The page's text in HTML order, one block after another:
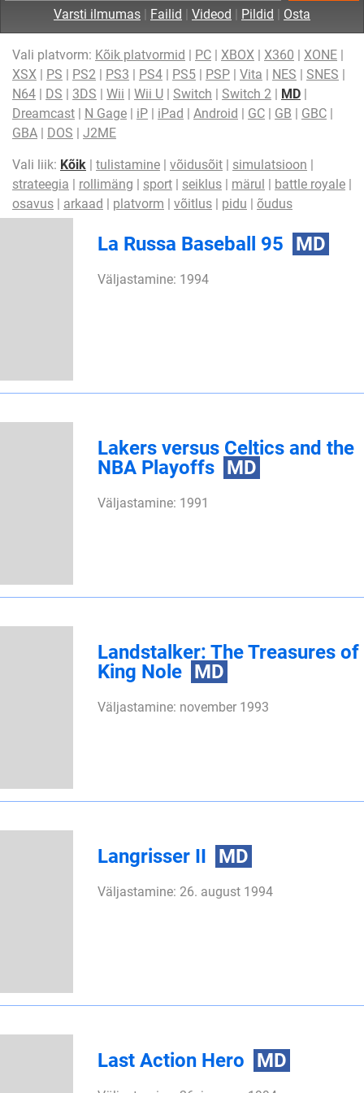
Varsti ilmumas | Failid | Videod | Pildid | Osta
Vali platvorm: Kõik platvormid | PC | XBOX | X360 | XONE |
XSX | PS | PS2 | PS3 | PS4 | PS5 | PSP | Vita | NES | SNES |
N64 | DS | 3DS | Wii | Wii U | Switch | Switch 2 | MD |
Dreamcast | N Gage | iP | iPad | Android | GC | GB | GBC |
GBA | DOS | J2ME
Vali liik: Kõik | tulistamine | võidusõit | simulatsioon |
strateegia | rollimäng | sport | seiklus | märul | battle royale |
osavus | arkaad | platvorm | võitlus | pidu | õudus
La Russa Baseball 95 MD
Väljastamine: 1994
Lakers versus Celtics and the
NBA Playoffs MD
Väljastamine: 1991
Landstalker: The Treasures of
King Nole MD
Väljastamine: november 1993
Langrisser II MD
Väljastamine: 26. august 1994
Last Action Hero MD